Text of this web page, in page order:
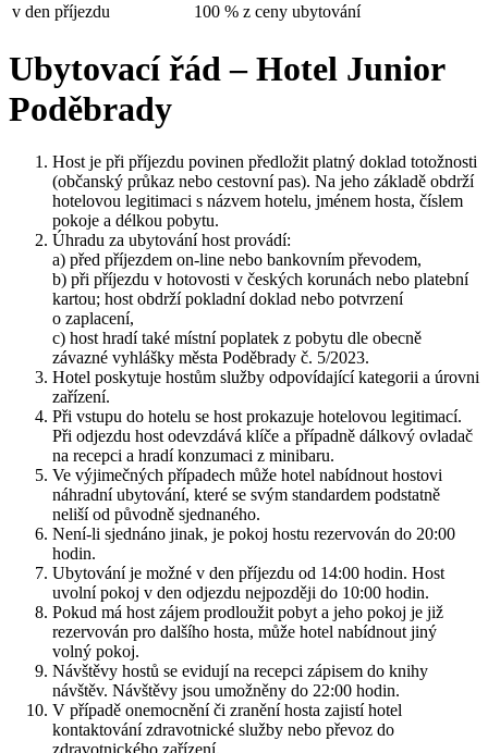
v den příjezdu 100 % z ceny ubytování
Ubytovací řád – Hotel Junior
Poděbrady
Host je při příjezdu povinen předložit platný doklad totožnosti
(občanský průkaz nebo cestovní pas). Na jeho základě obdrží
hotelovou legitimaci s názvem hotelu, jménem hosta, číslem
pokoje a délkou pobytu.
Úhradu za ubytování host provádí:
a) před příjezdem on-line nebo bankovním převodem,
b) při příjezdu v hotovosti v českých korunách nebo platební
kartou; host obdrží pokladní doklad nebo potvrzení
o zaplacení,
c) host hradí také místní poplatek z pobytu dle obecně
závazné vyhlášky města Poděbrady č. 5/2023.
Hotel poskytuje hostům služby odpovídající kategorii a úrovni
zařízení.
Při vstupu do hotelu se host prokazuje hotelovou legitimací.
Při odjezdu host odevzdává klíče a případně dálkový ovladač
na recepci a hradí konzumaci z minibaru.
Ve výjimečných případech může hotel nabídnout hostovi
náhradní ubytování, které se svým standardem podstatně
neliší od původně sjednaného.
Není-li sjednáno jinak, je pokoj hostu rezervován do 20:00
hodin.
Ubytování je možné v den příjezdu od 14:00 hodin. Host
uvolní pokoj v den odjezdu nejpozději do 10:00 hodin.
Pokud má host zájem prodloužit pobyt a jeho pokoj je již
rezervován pro dalšího hosta, může hotel nabídnout jiný
volný pokoj.
Návštěvy hostů se evidují na recepci zápisem do knihy
návštěv. Návštěvy jsou umožněny do 22:00 hodin.
V případě onemocnění či zranění hosta zajistí hotel
kontaktování zdravotnické služby nebo převoz do